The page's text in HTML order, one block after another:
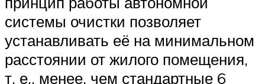
системы очистки позволяет
устанавливать её на минимальном
расстоянии от жилого помещения,
т. е., менее, чем стандартные 6